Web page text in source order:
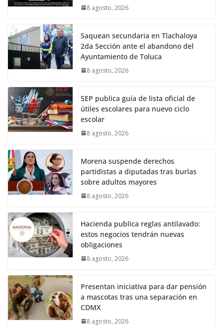
8 agosto, 2026
Saquean secundaria en Tlachaloya
2da Sección ante el abandono del
Ayuntamiento de Toluca
8 agosto, 2026
SEP publica guía de lista oficial de
útiles escolares para nuevo ciclo
escolar
8 agosto, 2026
Morena suspende derechos
partidistas a diputadas tras burlas
sobre adultos mayores
8 agosto, 2026
Hacienda publica reglas antilavado:
estos negocios tendrán nuevas
obligaciones
8 agosto, 2026
Presentan iniciativa para dar pensión
a mascotas tras una separación en
CDMX
8 agosto, 2026